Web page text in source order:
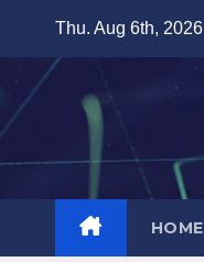
content
Thu. Aug 6th, 2026
HOME